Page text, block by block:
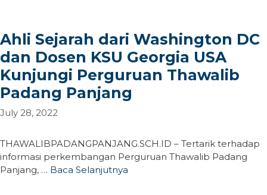
Ahli Sejarah dari Washington DC
dan Dosen KSU Georgia USA
Kunjungi Perguruan Thawalib
Padang Panjang
July 28, 2022
THAWALIBPADANGPANJANG.SCH.ID – Tertarik terhadap
informasi perkembangan Perguruan Thawalib Padang
Panjang, … Baca Selanjutnya